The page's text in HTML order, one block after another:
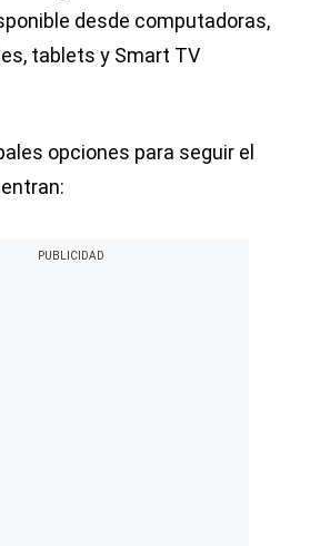
desde computadoras,
tablets y Smart TV
opciones para seguir el